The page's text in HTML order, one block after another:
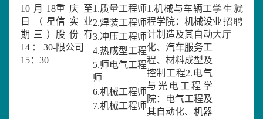
10月 18
日（星
期三）
14： 30-
1 5： 30
重庆至
信实业
股份有
限公司
1.质量工程师
2.焊装工程师
3.冲压工程师
4.热成型工程
5.师电气工程
师
6.机械工程师
7.机械工程师
1.机械与车辆工
程学院： 机械设
计制造及其自动
化、汽车服务工
程、材料成型及
控制工程2. 电气
与光电工程学
院：
电气工程及
其自动化、机器
学生就
业招聘
大厅